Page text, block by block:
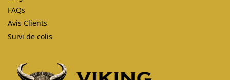
FAQs
Avis Clients
Suivi de colis